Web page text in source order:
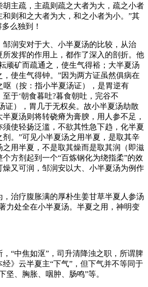
胡主疏，主疏则疏之大者为大，疏之小者
和则和之大者为大，和之小者为小。”其
么独到！
邹润安对于大、小半夏汤的比较，从治
所发挥的作用上，都作了深入的剖折。他
顽矿而疏通之，使生气得裕；大半夏汤
使生气得钟。”因为两方证虽然俱病在
呕（按：指小半夏汤证），是胃逆有
于‘朝食暮吐?暮食朝吐，完谷不
证），胃几于无权矣。故小半夏汤劫散
夏汤则将转硗瘠为膏腴，用人参不足，
须使轻扬泛滥，不欲其性急下趋，化半夏
剂。”可见小半夏汤之用半夏，是取其辛
之用半夏，不是取其燥而是取其润（即滋
方剂起到一个“百炼钢化为绕指柔”的效
燥又可润，邹润安以大、小半夏汤为例作
，治疗腹胀满的厚朴生姜甘草半夏人参汤
力处全在小半夏汤。半夏之用，神明变
“中焦如沤”，司升清降浊之职，所谓脾
》云半夏主“下气”，但下气并不等同于
坚、胸胀、咽肿、肠鸣”等。